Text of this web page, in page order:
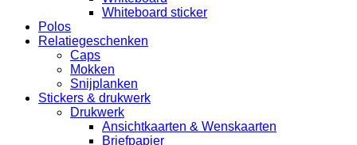
Whiteboard sticker
Polos
Relatiegeschenken
Caps
Mokken
Snijplanken
Stickers & drukwerk
Drukwerk
Ansichtkaarten & Wenskaarten
Briefpapier